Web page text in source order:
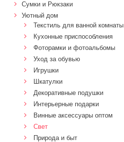
Сумки и Рюкзаки
Уютный дом
Текстиль для ванной комнаты
Кухонные приспособления
Фоторамки и фотоальбомы
Уход за обувью
Игрушки
Шкатулки
Декоративные подушки
Интерьерные подарки
Винные аксессуары оптом
Свет
Природа и быт